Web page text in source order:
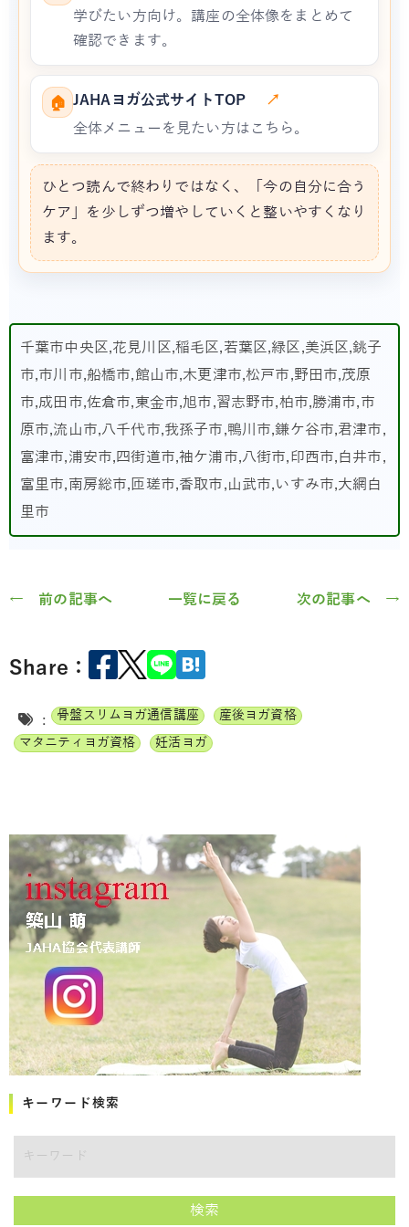
学びたい方向け。講座の全体像をまとめて
確認できます。
🏠 JAHAヨガ公式サイトTOP
↗
全体メニューを見たい方はこちら。
ひとつ読んで終わりではなく、「今の自分に合う
ケア」を少しずつ増やしていくと整いやすくなり
ます。
千葉市中央区,花見川区,稲毛区,若葉区,緑区,美浜区,銚子
市,市川市,船橋市,館山市,木更津市,松戸市,野田市,茂原
市,成田市,佐倉市,東金市,旭市,習志野市,柏市,勝浦市,市
原市,流山市,八千代市,我孫子市,鴨川市,鎌ケ谷市,君津市,
富津市,浦安市,四街道市,袖ケ浦市,八街市,印西市,白井市,
富里市,南房総市,匝瑳市,香取市,山武市,いすみ市,大網白
里市
← 前の記事へ 一覧に戻る 次の記事へ →
Share：
: 骨盤スリムヨガ通信講座
産後ヨガ資格
マタニティヨガ資格
妊活ヨガ
キーワード検索
検索